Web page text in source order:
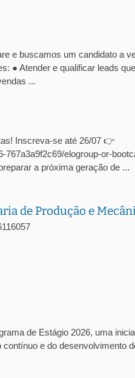
e buscamos um candidato a
● Atender e qualificar leads
...
Inscreva-se até 26/07 👉
elogroup-or-
a próxima geração de ...
de Produção e
de Estágio 2026, uma
e do desenvolvimento